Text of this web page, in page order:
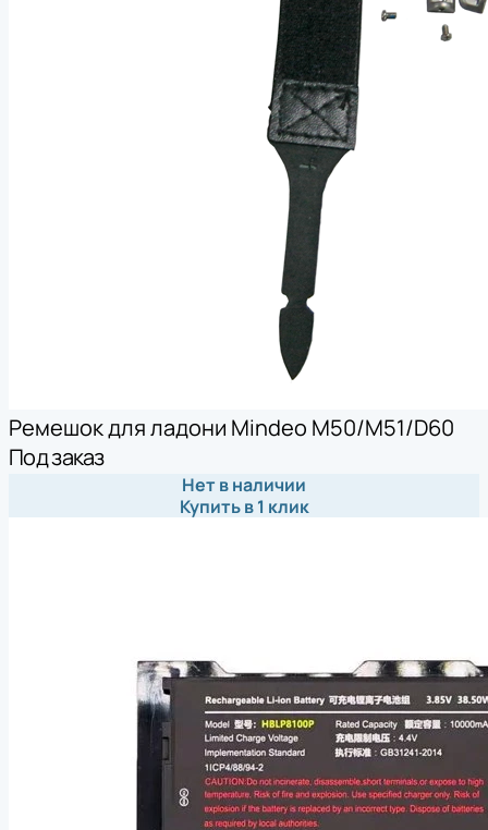
Ремешок для ладони Mindeo M50/M51/D60
Под заказ
Нет в наличии
Купить в 1 клик